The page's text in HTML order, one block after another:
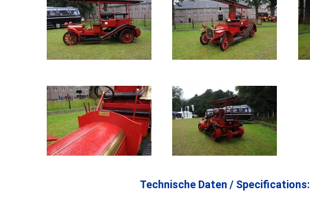
Technische Daten / Specifications: